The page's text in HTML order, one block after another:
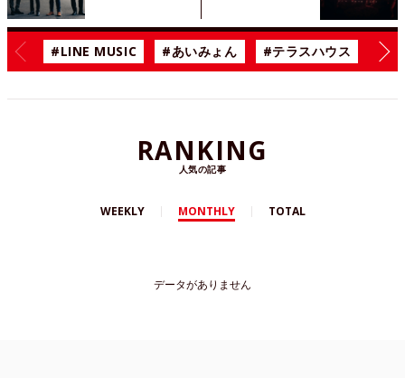
#LINE MUSIC #あいみょん #テラスハウス #漫
RANKING
人気の記事
WEEKLY MONTHLY TOTAL
データがありません